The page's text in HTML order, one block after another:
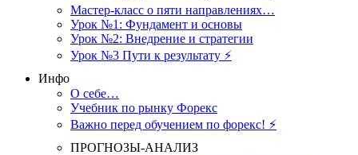
Мастер-класс о пяти направлениях…
Урок №1: Фундамент и основы
Урок №2: Внедрение и стратегии
Урок №3 Пути к результату ⚡️
Инфо
О себе…
Учебник по рынку Форекс
Важно перед обучением по форекс! ⚡
ПРОГНОЗЫ-АНАЛИЗ